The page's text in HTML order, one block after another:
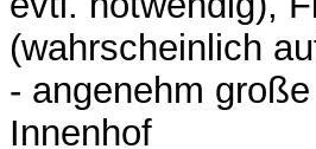
(wahrscheinlich
- angenehm
Innenhof